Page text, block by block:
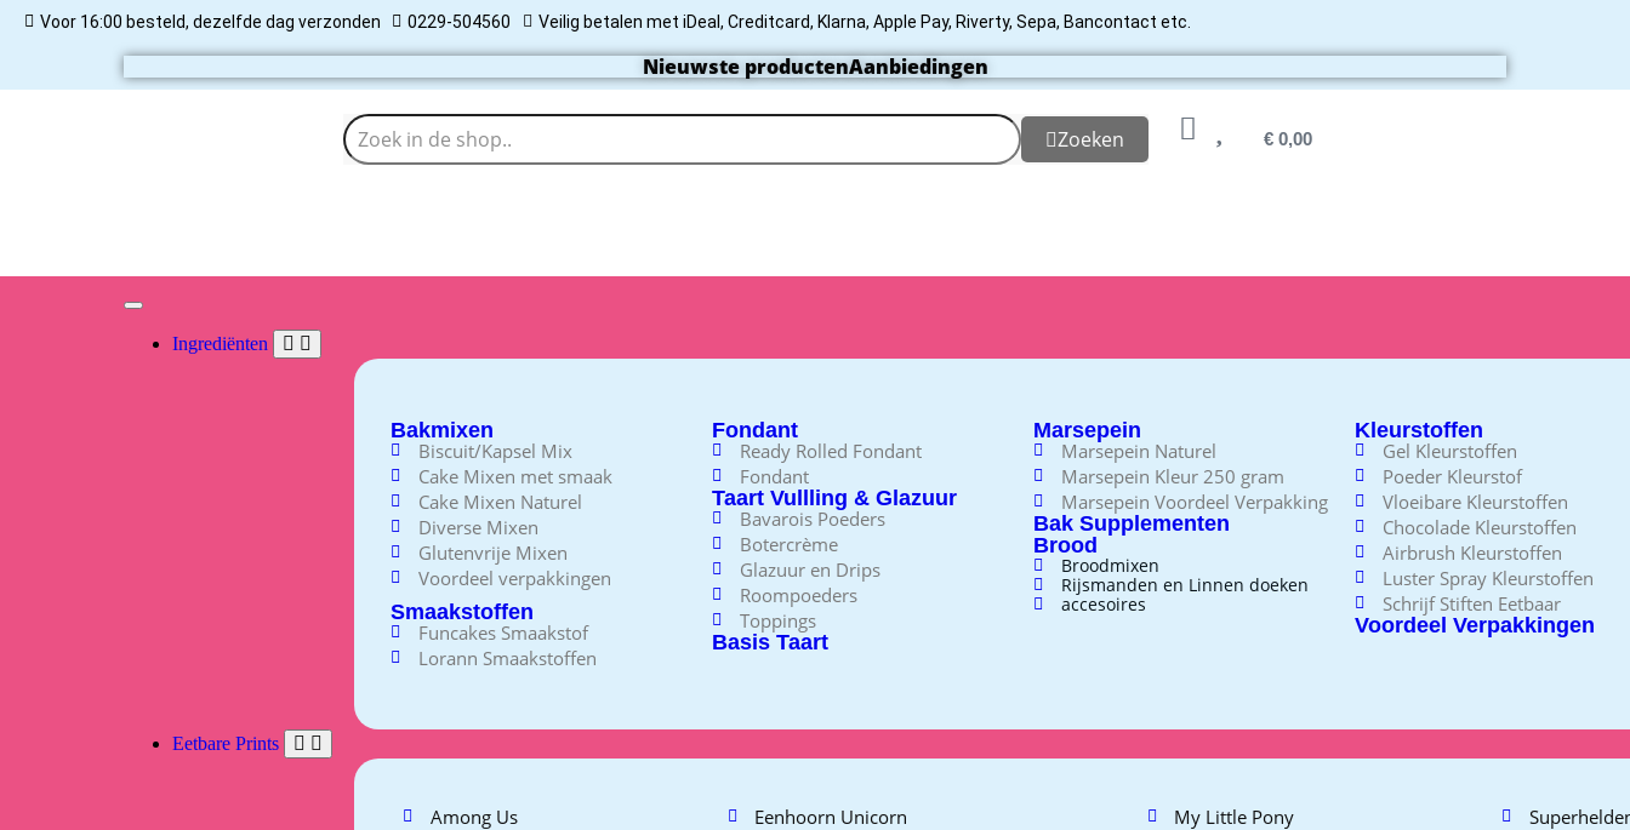
Voor 16:00 besteld, dezelfde dag verzonden 0229-504560 Veilig betalen met iDeal, Creditcard, Klarna, Apple Pay, Riverty, Sepa, Bancontact etc.
Nieuwste productenAanbiedingen
Zoeken € 0,00
Ingrediënten
Bakmixen
Biscuit/Kapsel Mix
Cake Mixen met smaak
Cake Mixen Naturel
Diverse Mixen
Glutenvrije Mixen
Voordeel verpakkingen
Smaakstoffen
Funcakes Smaakstof
Lorann Smaakstoffen
Fondant
Ready Rolled Fondant
Fondant
Taart Vullling & Glazuur
Bavarois Poeders
Botercrème
Glazuur en Drips
Roompoeders
Toppings
Basis Taart
Marsepein
Marsepein Naturel
Marsepein Kleur 250 gram
Marsepein Voordeel Verpakking
Bak Supplementen
Brood
Broodmixen
Rijsmanden en Linnen doeken
accesoires
Kleurstoffen
Gel Kleurstoffen
Poeder Kleurstof
Vloeibare Kleurstoffen
Chocolade Kleurstoffen
Airbrush Kleurstoffen
Luster Spray Kleurstoffen
Schrijf Stiften Eetbaar
Voordeel Verpakkingen
Eetbare Prints
Among Us
Eenhoorn Unicorn
My Little Pony